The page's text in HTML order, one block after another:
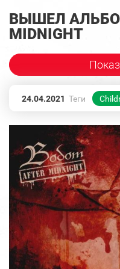
ВЫШЕЛ
MIDNIGHT
24.04.2021 Теги